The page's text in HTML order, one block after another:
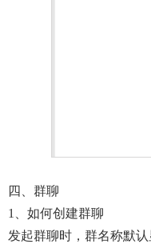
四、群聊
1、如何创建群聊
发起群聊时，群名称默